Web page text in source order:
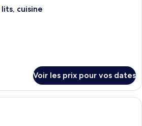
cuisine
Voir les prix pour vos dates